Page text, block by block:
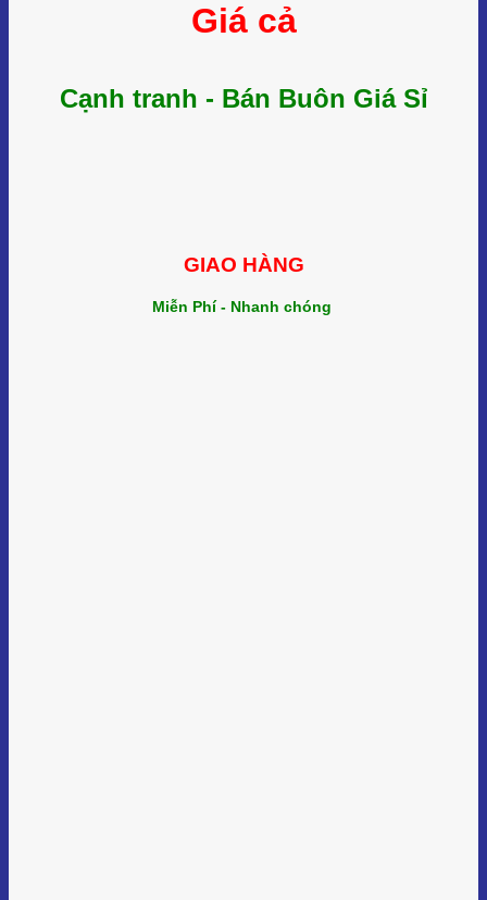
Giá cả
Cạnh tranh - Bán Buôn Giá Sỉ
GIAO HÀNG
Miễn Phí - Nhanh chóng